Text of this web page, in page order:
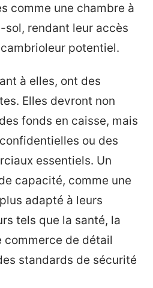
comme une chambre à
sol, rendant leur accès
potentiel.
à elles, ont des
Elles devront non
fonds en caisse, mais
ou des
essentiels. Un
capacité, comme une
adapté à leurs
tels que la santé, la
commerce de détail
standards de sécurité